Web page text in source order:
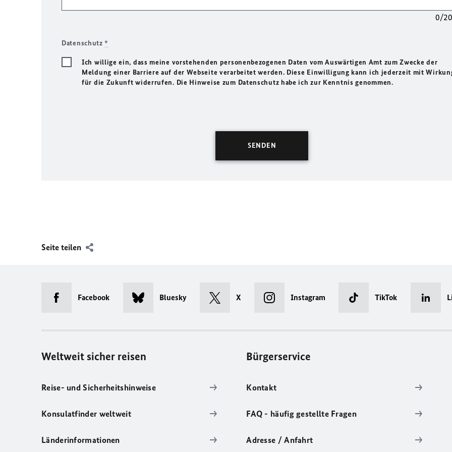
0/
Datenschutz*
Ich willige ein, dass meine vorstehenden personenbezogenen Daten vom Auswärtigen Amt zum Zwecke der
Meldung einer Barriere auf der Webseite verarbeitet werden. Diese Einwilligung kann ich jederzeit mit
für die Zukunft widerrufen. Die Hinweise zum Datenschutz habe ich zur Kenntnis genommen.
Seite teilen
Facebook Bluesky X Instagram TikTok
Weltweit sicher reisen
Reise- und Sicherheitshinweise
Konsulatfinder weltweit
Länderinformationen
Bürgerservice
Kontakt
FAQ - häufig gestellte Fragen
Adresse / Anfahrt